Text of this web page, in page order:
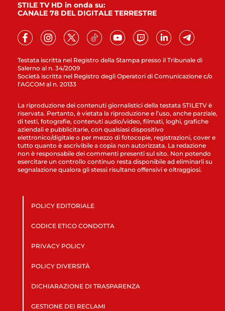
Testata iscritta nel Registro della Stampa presso il Tribunale di
Salerno al n. 34/2009
Società iscritta nel Registro degli Operatori di Comunicazione c/o
l’AGCOM al n. 20133
STILE TV HD in onda su:
CANALE 78 DEL DIGITALE TERRESTRE
La riproduzione dei contenuti giornalistici della testata STILETV è
riservata. Pertanto, è vietata la riproduzione e l’uso, anche parziale,
di testi, fotografie, contenuti audio/video, filmati, loghi, grafiche
aziendali e pubblicitarie, con qualsiasi dispositivo
elettronico/digitale o per mezzo di fotocopie, registrazioni, cover e
tutto quanto è ascrivibile a copia non autorizzata. La redazione
non è responsabile dei commenti presenti sul sito. Non potendo
esercitare un controllo continuo resta disponibile ad eliminarli su
segnalazione qualora gli stessi risultano offensivi e oltraggiosi.
POLICY EDITORIALE
CODICE ETICO CONDOTTA
PRIVACY POLICY
POLICY DIVERSITÀ
DICHIARAZIONE DI TRASPARENZA
GESTIONE DEI RECLAMI